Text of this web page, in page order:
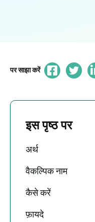
पर साझा करें
इस पृष्ठ पर
अर्थ
वैकल्पिक नाम
कैसे करें
फ़ायदे